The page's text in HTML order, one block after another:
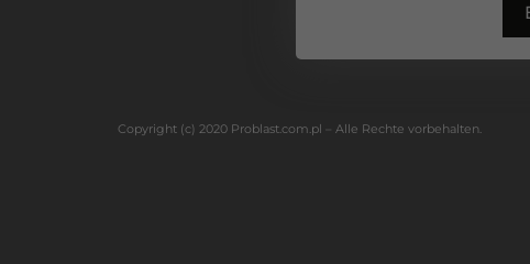
Copyright (c) 2020 Problast.com.pl – Alle Rechte vorbehalten.